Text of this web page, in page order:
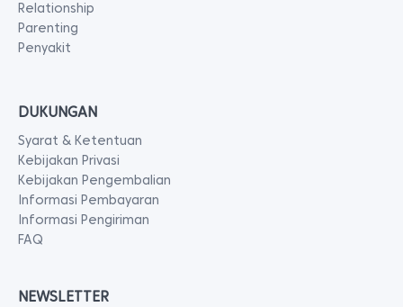
Relationship
Parenting
Penyakit
DUKUNGAN
Syarat & Ketentuan
Kebijakan Privasi
Kebijakan Pengembalian
Informasi Pembayaran
Informasi Pengiriman
FAQ
NEWSLETTER